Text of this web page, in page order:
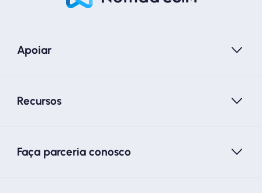
Apoiar
Recursos
Faça parceria conosco